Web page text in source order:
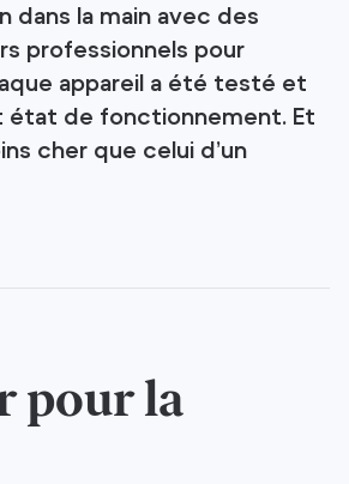
dans la main avec des
professionnels pour
appareil a été testé et
état de fonctionnement. Et
cher que celui d’un
pour la